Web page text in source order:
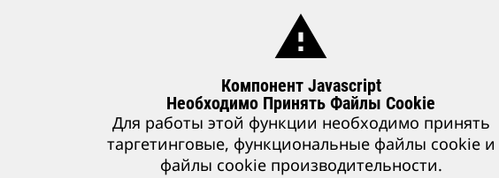
warning
Компонент Javascript
Необходимо Принять Файлы Cookie
Для работы этой функции необходимо принять
таргетинговые, функциональные файлы cookie и
файлы cookie производительности.